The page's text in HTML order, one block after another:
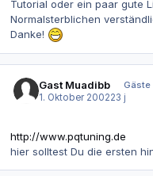
Tutorial oder ein paar gute
Normalsterblichen
Danke!
Gast Muadibb
Gäste
1. Oktober 200223 j
http://www.pqtuning.de
hier solltest Du die ersten